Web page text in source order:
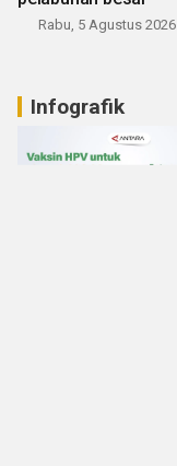
Rabu, 5 Agustus 2026
Infografik